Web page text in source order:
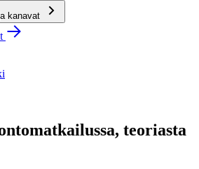
kanavat
teoriasta